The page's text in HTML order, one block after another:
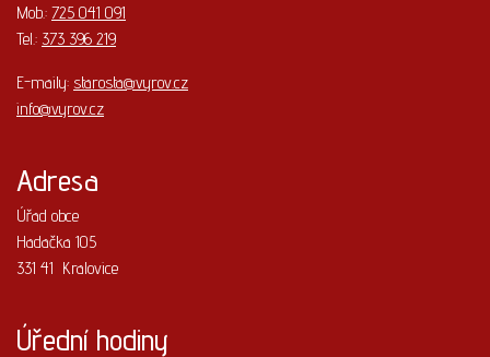
Mob.: 725 041 091
Tel.: 373 396 219
E-maily: starosta@vyrov.cz
info@vyrov.cz
Adresa
Úřad obce
Hadačka 105
331 41 Kralovice
Úřední hodiny